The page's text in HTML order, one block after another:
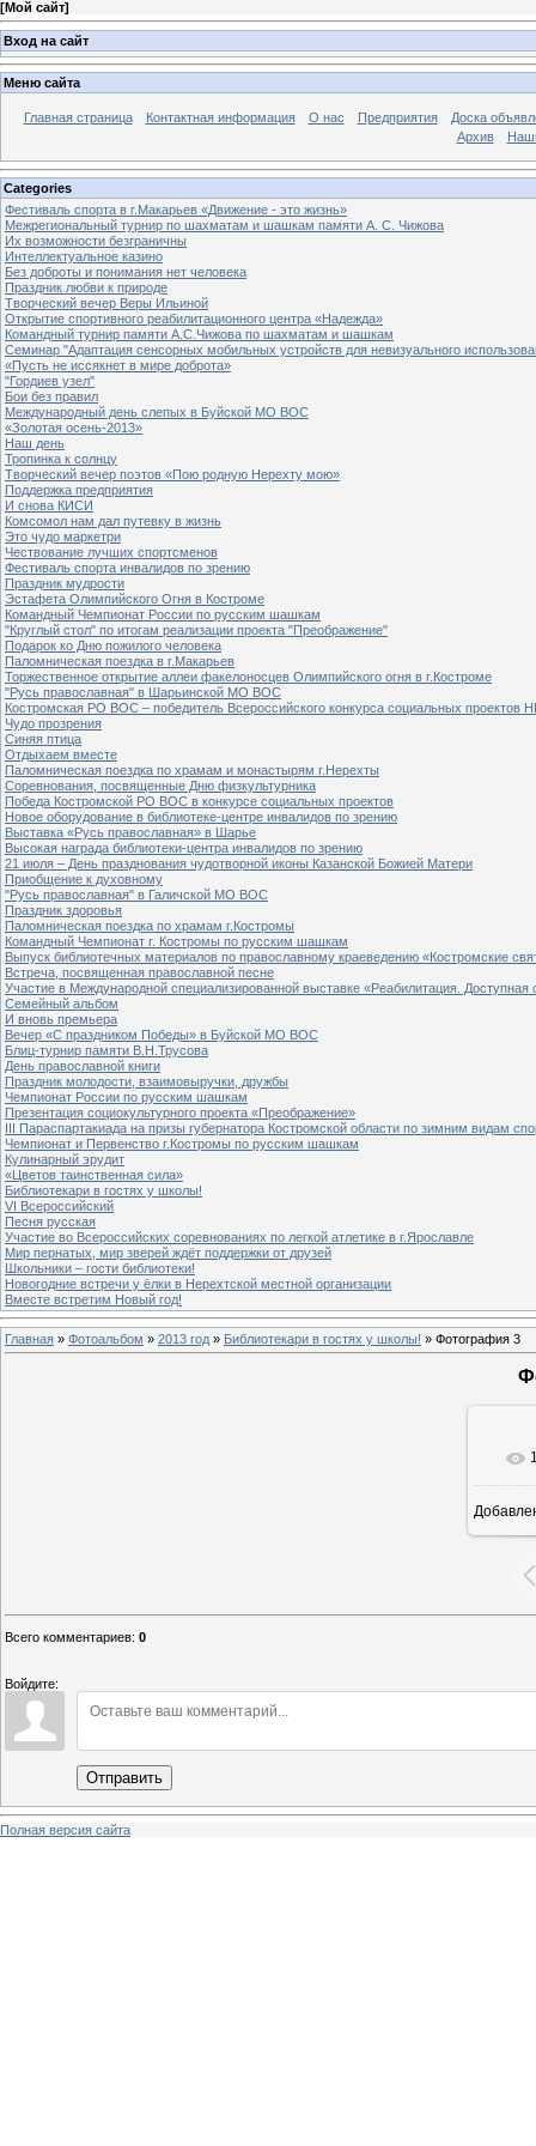
[Мой сайт]
Вход на сайт
Меню сайта
Главная страница Контактная информация О нас Предприятия
Доска
Архив
Categories
Фестиваль спорта в г.Макарьев «Движение - это жизнь»
Межрегиональный турнир по шахматам и шашкам памяти А. С. Чижова
Их возможности безграничны
Интеллектуальное казино
Без доброты и понимания нет человека
Праздник любви к природе
Творческий вечер Веры Ильиной
Открытие спортивного реабилитационного центра «Надежда»
Командный турнир памяти А.С.Чижова по шахматам и шашкам
Семинар "Адаптация сенсорных мобильных устройств для невизуального
«Пусть не иссякнет в мире доброта»
"Гордиев узел"
Бои без правил
Международный день слепых в Буйской МО ВОС
«Золотая осень-2013»
Наш день
Тропинка к солнцу
Творческий вечер поэтов «Пою родную Нерехту мою»
Поддержка предприятия
И снова КИСИ
Комсомол нам дал путевку в жизнь
Это чудо маркетри
Чествование лучших спортсменов
Фестиваль спорта инвалидов по зрению
Праздник мудрости
Эстафета Олимпийского Огня в Костроме
Командный Чемпионат России по русским шашкам
"Круглый стол" по итогам реализации проекта "Преображение"
Подарок ко Дню пожилого человека
Паломническая поездка в г.Макарьев
Торжественное открытие аллеи факелоносцев Олимпийского огня в г.Костроме
"Русь православная" в Шарьинской МО ВОС
Костромская РО ВОС – победитель Всероссийского конкурса социальных проектов
Чудо прозрения
Синяя птица
Отдыхаем вместе
Паломническая поездка по храмам и монастырям г.Нерехты
Соревнования, посвященные Дню физкультурника
Победа Костромской РО ВОС в конкурсе социальных проектов
Новое оборудование в библиотеке-центре инвалидов по зрению
Выставка «Русь православная» в Шарье
Высокая награда библиотеки-центра инвалидов по зрению
21 июля – День празднования чудотворной иконы Казанской Божией Матери
Приобщение к духовному
"Русь православная" в Галичской МО ВОС
Праздник здоровья
Паломническая поездка по храмам г.Костромы
Командный Чемпионат г. Костромы по русским шашкам
Выпуск библиотечных материалов по православному краеведению «Костромские
Встреча, посвященная православной песне
Участие в Международной специализированной выставке «Реабилитация. Доступная
Семейный альбом
И вновь премьера
Вечер «С праздником Победы» в Буйской МО ВОС
Блиц-турнир памяти В.Н.Трусова
День православной книги
Праздник молодости, взаимовыручки, дружбы
Чемпионат России по русским шашкам
Презентация социокультурного проекта «Преображение»
III Параспартакиада на призы губернатора Костромской области по зимним видам
Чемпионат и Первенство г.Костромы по русским шашкам
Кулинарный эрудит
«Цветов таинственная сила»
Библиотекари в гостях у школы!
VI Всероссийский
Песня русская
Участие во Всероссийских соревнованиях по легкой атлетике в г.Ярославле
Мир пернатых, мир зверей ждёт поддержки от друзей
Школьники – гости библиотеки!
Новогодние встречи у ёлки в Нерехтской местной организации
Вместе встретим Новый год!
Главная » Фотоальбом » 2013 год » Библиотекари в гостях у школы! » Фотография 3
Всего комментариев: 0
Войдите:
Отправить
Полная версия сайта